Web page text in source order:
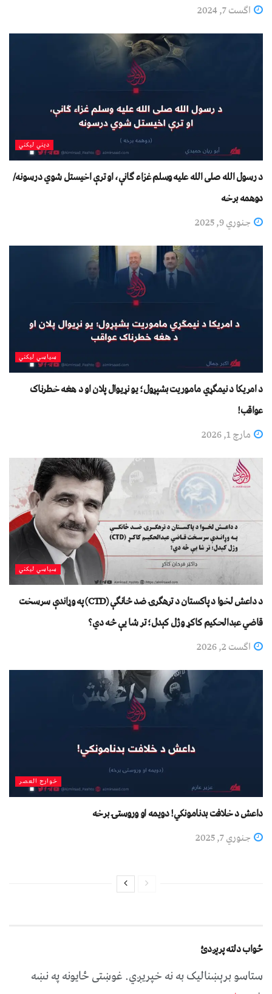
اگست 7, 2024
دیني لیکني
د رسول الله صلی الله علیه وسلم غزاء ګانې، او ترې اخیستل شوي درسونه/
دوهمه برخه
جنوري 9, 2025
سیاسي لیکني
د امريکا د نيمګړي ماموريت بشپړول؛ يو نړيوال پلان او د هغه خطرناک
عواقب!
مارچ 1, 2026
سیاسي لیکني
د داعش لخوا د پاکستان د ترهګرۍ ضد څانګې (CTD) په وړاندې سرسخت
قاضي عبدالحکیم کاکړ وژل کېدل؛ تر شا یې څه دي؟
اگست 2, 2026
خوارج العصر
داعش د خلافت بدنامونکي! دویمه او وروستۍ برخه
جنوري 7, 2025
ځواب دلته پرېږدئ
ستاسو برېښناليک به نه خپريږي.غوښتى ځایونه په نښه